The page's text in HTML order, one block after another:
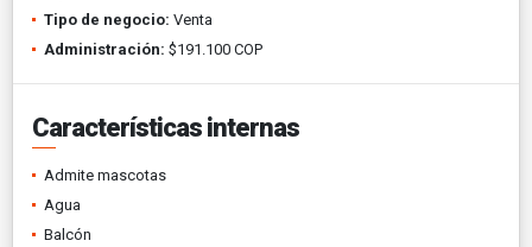
Tipo de negocio: Venta
Administración: $191.100 COP
Características internas
Admite mascotas
Agua
Balcón